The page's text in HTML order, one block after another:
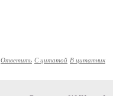
Ответить С цитатой В цитатник